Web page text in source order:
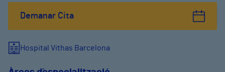
Demanar Cita
Hospital Vithas Barcelona